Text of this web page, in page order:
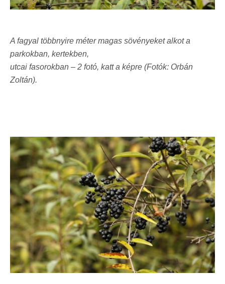
A fagyal többnyire méter magas sövényeket alkot a
parkokban, kertekben,
utcai fasorokban – 2 fotó, katt a képre (Fotók: Orbán
Zoltán).